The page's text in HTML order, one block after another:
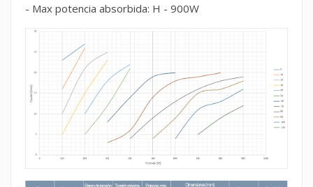
- Max potencia absorbida: H - 900W